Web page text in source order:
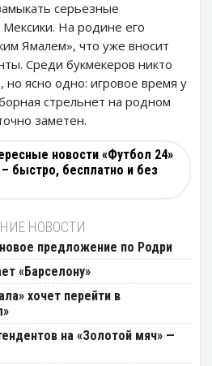
серьезные
На родине его
Ямалем», что уже вносит
Среди букмекеров никто
но ясно одно: игровое время у
стрельнет на родном
заметен.
новости «Футбол 24»
быстро, бесплатно и без
НОВОСТИ
предложение по Родри
«Барселону»
хочет перейти в
на «Золотой мяч» —